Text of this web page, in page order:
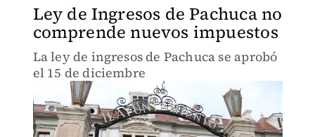
Ley de Ingresos de Pachuca no
comprende nuevos impuestos
La ley de ingresos de Pachuca se aprobó
el 15 de diciembre